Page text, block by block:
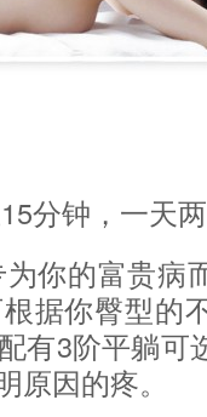
分钟，一天
你的富贵病
据你臀型的
有3阶平躺可
因的疼。